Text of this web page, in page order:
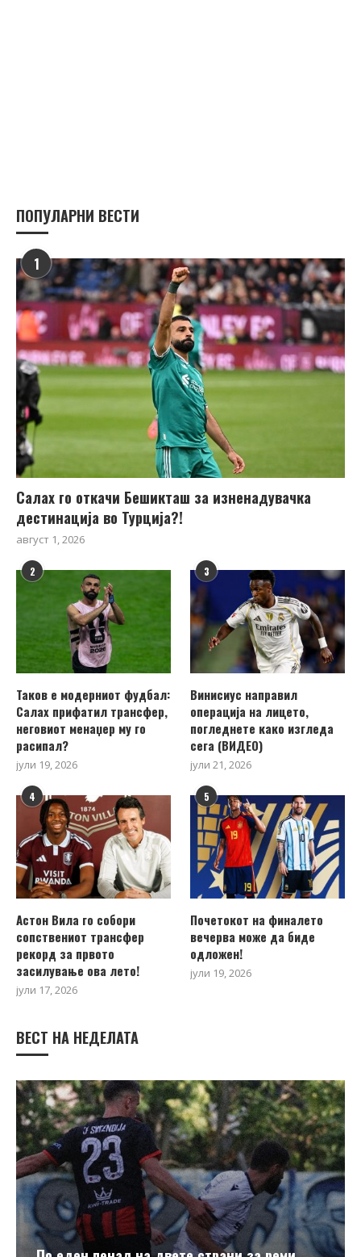
ПОПУЛАРНИ ВЕСТИ
1
Салах го откачи Бешикташ за изненадувачка
дестинација во Турција?!
август 1, 2026
2
Таков е модерниот фудбал:
Салах прифатил трансфер,
неговиот менаџер му го
расипал?
јули 19, 2026
3
Винисиус направил
операција на лицето,
погледнете како изгледа
сега (ВИДЕО)
јули 21, 2026
4
Астон Вила го собори
сопствениот трансфер
рекорд за првото
засилување ова лето!
јули 17, 2026
5
Почетокот на финалето
вечерва може да биде
одложен!
јули 19, 2026
ВЕСТ НА НЕДЕЛАТА